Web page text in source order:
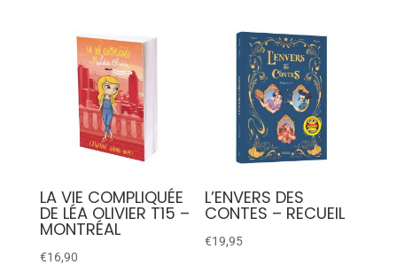
LA VIE COMPLIQUÉE
DE LÉA OLIVIER T15 –
MONTRÉAL
€16,90
L’ENVERS DES
CONTES – RECUEIL
€19,95